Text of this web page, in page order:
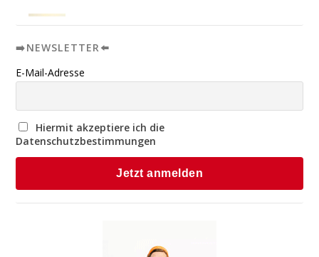
➡️NEWSLETTER⬅️
E-Mail-Adresse
Hiermit akzeptiere ich die
Datenschutzbestimmungen